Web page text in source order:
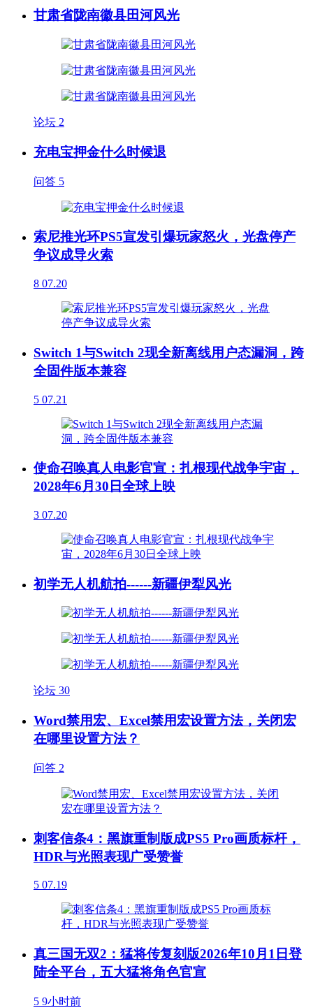
甘肃省陇南徽县田河风光
论坛 2
充电宝押金什么时候退
问答 5
索尼推光环PS5宣发引爆玩家怒火，光盘停产
争议成导火索
8 07.20
Switch 1与Switch 2现全新离线用户态漏洞，跨
全固件版本兼容
5 07.21
使命召唤真人电影官宣：扎根现代战争宇宙，
2028年6月30日全球上映
3 07.20
初学无人机航拍------新疆伊犁风光
论坛 30
Word禁用宏、Excel禁用宏设置方法，关闭宏
在哪里设置方法？
问答 2
刺客信条4：黑旗重制版成PS5 Pro画质标杆，
HDR与光照表现广受赞誉
5 07.19
真三国无双2：猛将传复刻版2026年10月1日登
陆全平台，五大猛将角色官宣
5 9小时前